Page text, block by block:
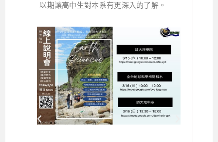
以期讓高中生對本系有更深入的了解。